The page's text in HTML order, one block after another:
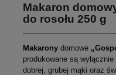
Makaron
do rosołu 250 g
Makarony domowe
produkowane są
dobrej, grubej mąki oraz